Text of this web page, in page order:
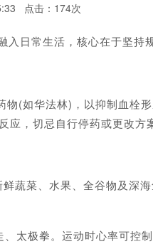
点击：174次
入日常生活，核心在于坚持
如华法林)，以抑制血栓
，切忌自行停药或更改方
蔬菜、水果、全谷物及深
太极拳。运动时心率可控